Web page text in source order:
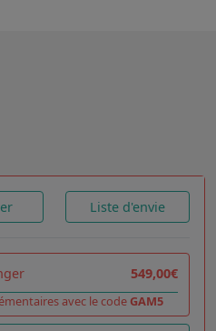
Liste d'envie
549,00€
avec le code GAM5